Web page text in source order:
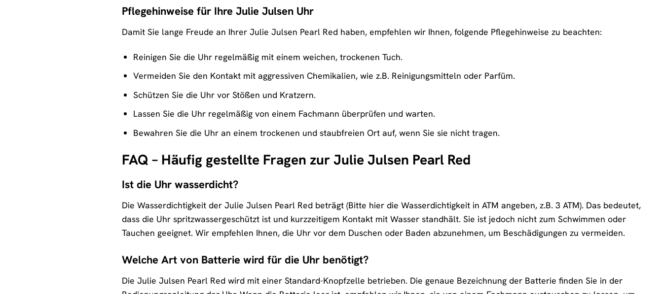
Pflegehinweise für Ihre Julie Julsen Uhr
Damit Sie lange Freude an Ihrer Julie Julsen Pearl Red haben, empfehlen wir Ihnen, folgende Pflegehinweise zu beachten:
Reinigen Sie die Uhr regelmäßig mit einem weichen, trockenen Tuch.
Vermeiden Sie den Kontakt mit aggressiven Chemikalien, wie z.B. Reinigungsmitteln oder Parfüm.
Schützen Sie die Uhr vor Stößen und Kratzern.
Lassen Sie die Uhr regelmäßig von einem Fachmann überprüfen und warten.
Bewahren Sie die Uhr an einem trockenen und staubfreien Ort auf, wenn Sie sie nicht tragen.
FAQ – Häufig gestellte Fragen zur Julie Julsen Pearl Red
Ist die Uhr wasserdicht?
Die Wasserdichtigkeit der Julie Julsen Pearl Red beträgt (Bitte hier die Wasserdichtigkeit in ATM angeben, z.B. 3 ATM). Das bedeutet,
dass die Uhr spritzwassergeschützt ist und kurzzeitigem Kontakt mit Wasser standhält. Sie ist jedoch nicht zum Schwimmen oder
Tauchen geeignet. Wir empfehlen Ihnen, die Uhr vor dem Duschen oder Baden abzunehmen, um Beschädigungen zu vermeiden.
Welche Art von Batterie wird für die Uhr benötigt?
Die Julie Julsen Pearl Red wird mit einer Standard-Knopfzelle betrieben. Die genaue Bezeichnung der Batterie finden Sie in der